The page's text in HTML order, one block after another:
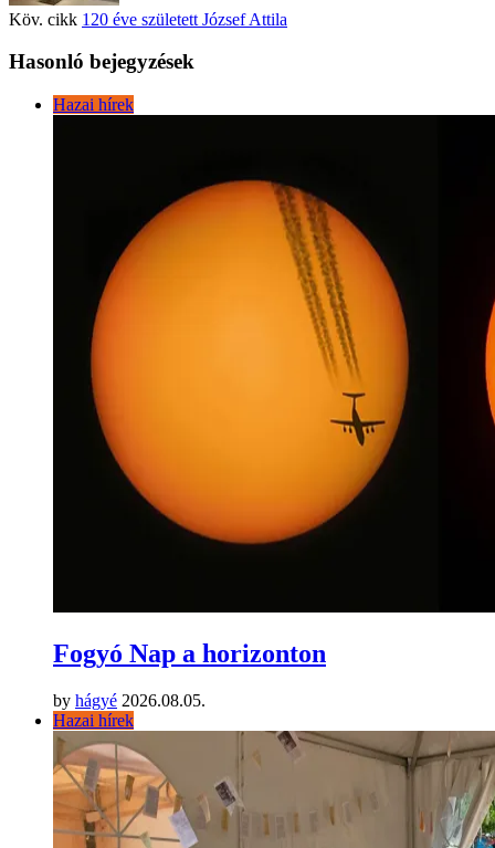
Köv. cikk 120 éve született József Attila
Hasonló bejegyzések
Hazai hírek
Fogyó Nap a horizonton
by hágyé 2026.08.05.
Hazai hírek